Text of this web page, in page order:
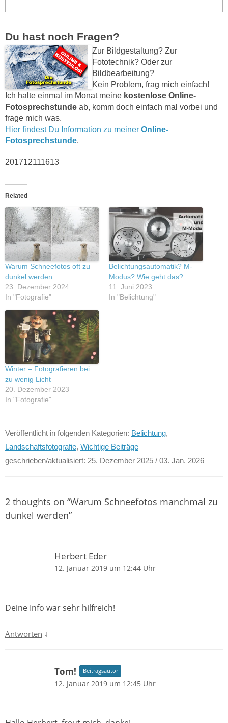
Du hast noch Fragen?
Zur Bildgestaltung? Zur
Fototechnik? Oder zur
Bildbearbeitung?
Kein Problem, frag mich einfach!
Ich halte einmal im Monat meine kostenlose Online-
Fotosprechstunde ab, komm doch einfach mal vorbei und
frage mich was.
Hier findest Du Information zu meiner Online-
Fotosprechstunde.
201712111613
Related
Warum Schneefotos oft zu
dunkel werden
23. Dezember 2024
In "Fotografie"
Belichtungsautomatik? M-
Modus? Wie geht das?
11. Juni 2023
In "Belichtung"
Winter – Fotografieren bei
zu wenig Licht
20. Dezember 2023
In "Fotografie"
Veröffentlicht in folgenden Kategorien: Belichtung,
Landschaftsfotografie, Wichtige Beiträge
geschrieben/aktualisiert: 25. Dezember 2025 / 03. Jan. 2026
2 thoughts on “Warum Schneefotos manchmal zu
dunkel werden”
Herbert Eder
12. Januar 2019 um 12:44 Uhr
Deine Info war sehr hilfreich!
Antworten ↓
Tom! Beitragsautor
12. Januar 2019 um 12:45 Uhr